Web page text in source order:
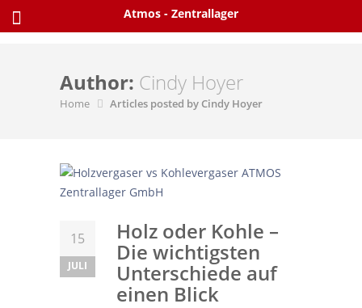
Skip
Author: Cindy Hoyer
Home Articles posted by Cindy Hoyer
15
JULI
Holz oder Kohle –
Die wichtigsten
Unterschiede auf
einen Blick
Atmos - Zentrallager